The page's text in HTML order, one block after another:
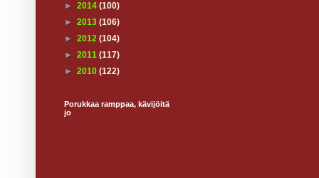
► 2014 (100)
► 2013 (106)
► 2012 (104)
► 2011 (117)
► 2010 (122)
Porukkaa ramppaa, kävijöitä
jo